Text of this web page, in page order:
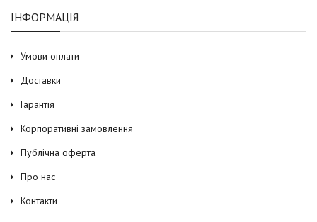
ІНФОРМАЦІЯ
Умови оплати
Доставки
Гарантія
Корпоративні замовлення
Публічна оферта
Про нас
Контакти